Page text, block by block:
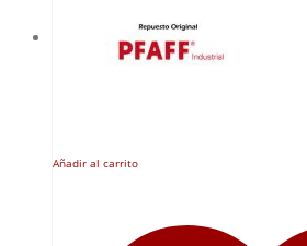
Añadir al carrito